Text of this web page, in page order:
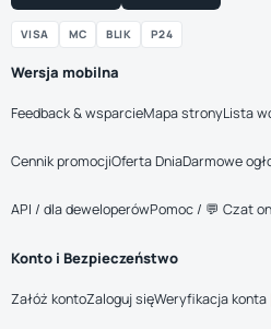
VISA MC BLIK P24
Wersja mobilna
Feedback & wsparcieMapa stronyLista
Cennik promocjiOferta DniaDarmowe
API / dla deweloperówPomoc / 💬 Czat
Konto i Bezpieczeństwo
Załóż kontoZaloguj sięWeryfikacja konta